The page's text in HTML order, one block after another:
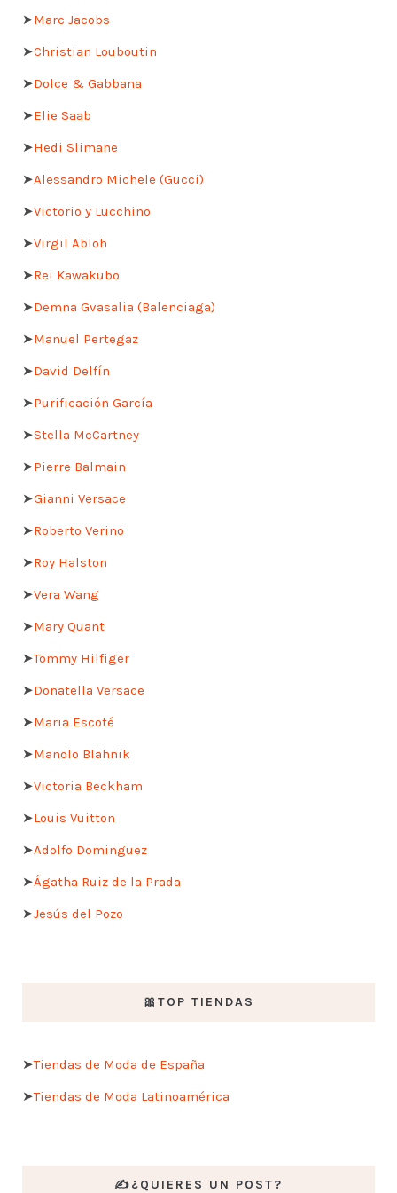
➤Marc Jacobs
➤Christian Louboutin
➤Dolce & Gabbana
➤Elie Saab
➤Hedi Slimane
➤Alessandro Michele (Gucci)
➤Victorio y Lucchino
➤Virgil Abloh
➤Rei Kawakubo
➤Demna Gvasalia (Balenciaga)
➤Manuel Pertegaz
➤David Delfín
➤Purificación García
➤Stella McCartney
➤Pierre Balmain
➤Gianni Versace
➤Roberto Verino
➤Roy Halston
➤Vera Wang
➤Mary Quant
➤Tommy Hilfiger
➤Donatella Versace
➤Maria Escoté
➤Manolo Blahnik
➤Victoria Beckham
➤Louis Vuitton
➤Adolfo Dominguez
➤Ágatha Ruiz de la Prada
➤Jesús del Pozo
🎀TOP TIENDAS
➤Tiendas de Moda de España
➤Tiendas de Moda Latinoamérica
✍️¿QUIERES UN POST?